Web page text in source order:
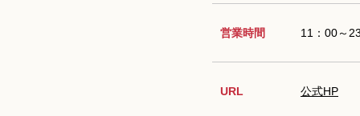
営業時間 11：00～
URL 公式HP